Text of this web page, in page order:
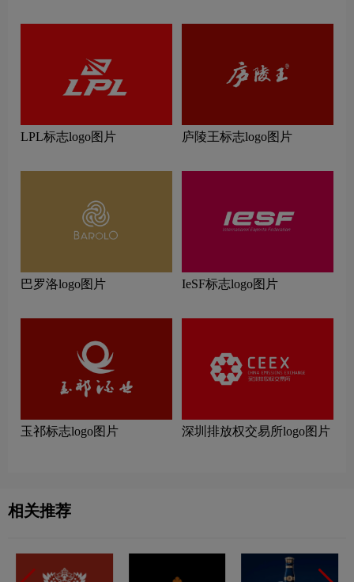
LPL标志logo图片 庐陵王标志logo图片
巴罗洛logo图片 IeSF标志logo图片
玉祁标志logo图片 深圳排放权交易所logo图片
相关推荐